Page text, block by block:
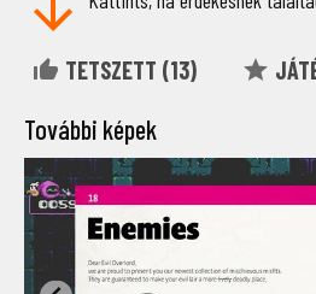
TETSZETT (13)
További képek